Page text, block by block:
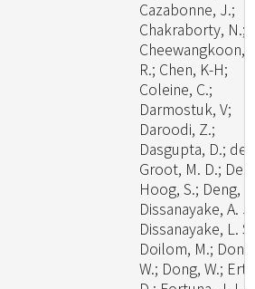
Cazabonne, J.;
Chakraborty, N.;
Cheewangkoon,
R.; Chen, K-H;
Coleine, C.;
Darmostuk, V;
Daroodi, Z.;
Dasgupta, D.; de
Groot, M. D.; De
Hoog, S.; Deng,
Dissanayake, A.
Dissanayake, L.
Doilom, M.;
W.; Dong, W.;